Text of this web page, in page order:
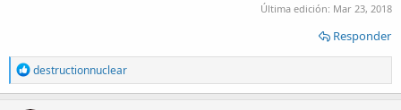
Última edición: Mar 23, 2018
Responder
R
e
a
destructionnuclear